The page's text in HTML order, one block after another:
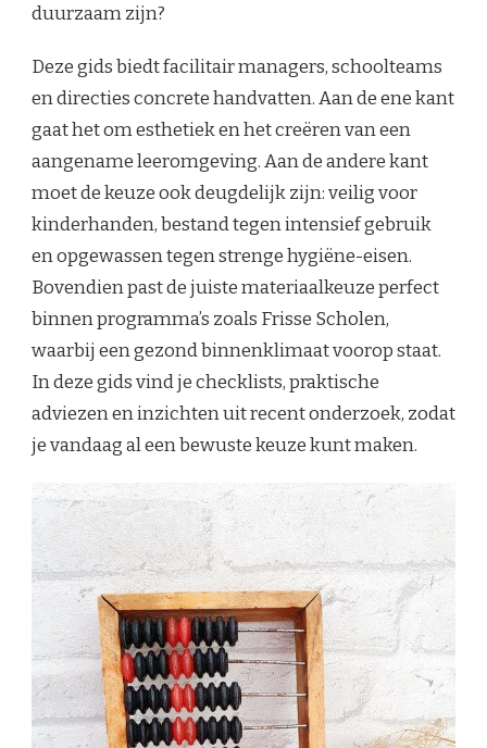
duurzaam zijn?
Deze gids biedt facilitair managers, schoolteams
en directies concrete handvatten. Aan de ene kant
gaat het om esthetiek en het creëren van een
aangename leeromgeving. Aan de andere kant
moet de keuze ook deugdelijk zijn: veilig voor
kinderhanden, bestand tegen intensief gebruik
en opgewassen tegen strenge hygiëne-eisen.
Bovendien past de juiste materiaalkeuze perfect
binnen programma’s zoals Frisse Scholen,
waarbij een gezond binnenklimaat voorop staat.
In deze gids vind je checklists, praktische
adviezen en inzichten uit recent onderzoek, zodat
je vandaag al een bewuste keuze kunt maken.